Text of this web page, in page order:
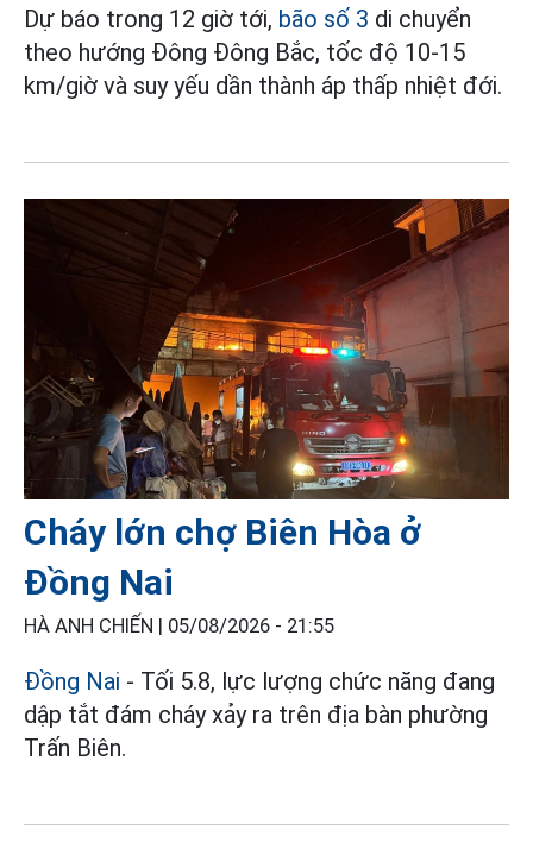
Dự báo trong 12 giờ tới, bão số 3 di chuyển
theo hướng Đông Đông Bắc, tốc độ 10-15
km/giờ và suy yếu dần thành áp thấp nhiệt đới.
Cháy lớn chợ Biên Hòa ở
Đồng Nai
HÀ ANH CHIẾN | 05/08/2026 - 21:55
Đồng Nai - Tối 5.8, lực lượng chức năng đang
dập tắt đám cháy xảy ra trên địa bàn phường
Trấn Biên.